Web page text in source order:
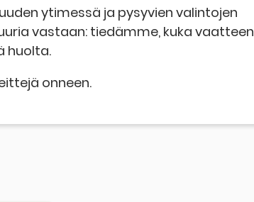
ytimessä ja pysyvien valintojen
vastaan: tiedämme, kuka vaatteen
huolta.
onneen.